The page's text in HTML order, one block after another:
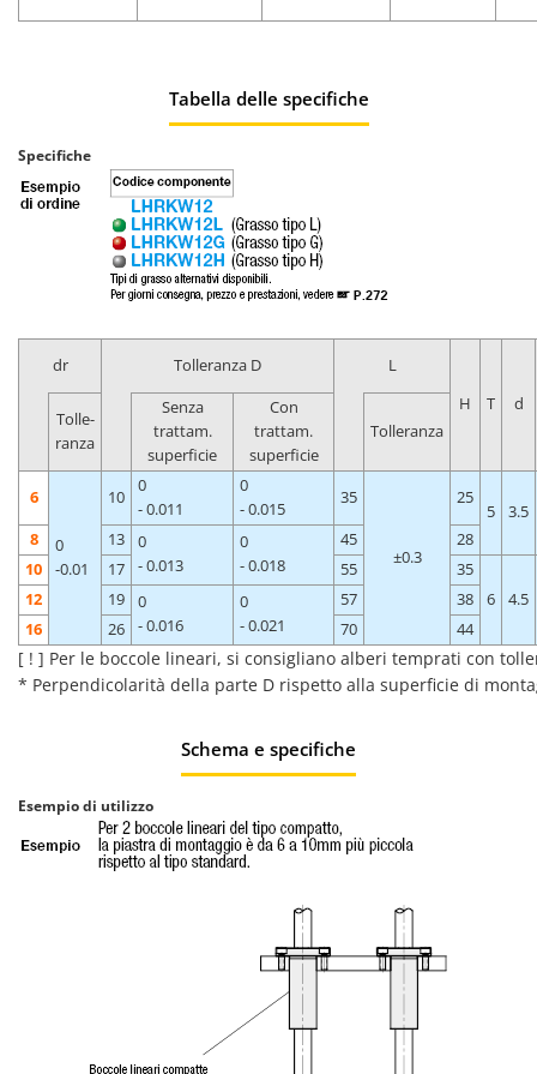
Tabella delle specifiche
Specifiche
dr Tolleranza D
L
H
T d
Tolle-
ranza
Senza
trattam.
superficie
Con
trattam.
superficie
Tolleranza
6
0
-0.01
10
0
- 0.011
0
- 0.015
35
±0.3
25
5
3.5
8
13
0
- 0.013
0
- 0.018
45
28
10
17 55
35
6
4.5
12 19
0
- 0.016
0
- 0.021
57
38
16
26 70 44
[ ! ] Per le boccole lineari, si consigliano alberi temprati con
* Perpendicolarità della parte D rispetto alla superficie di
Schema e specifiche
Esempio di utilizzo